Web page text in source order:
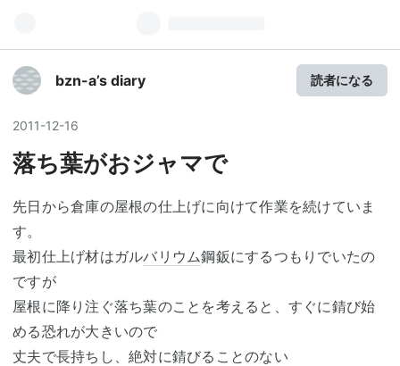
bzn-a’s diary 読者になる
2011-12-16
落ち葉がおジャマで
先日から倉庫の屋根の仕上げに向けて作業を続けていま
す。
最初仕上げ材はガルバリウム鋼鈑にするつもりでいたの
ですが
屋根に降り注ぐ落ち葉のことを考えると、すぐに錆び始
める恐れが大きいので
丈夫で長持ちし、絶対に錆びることのない